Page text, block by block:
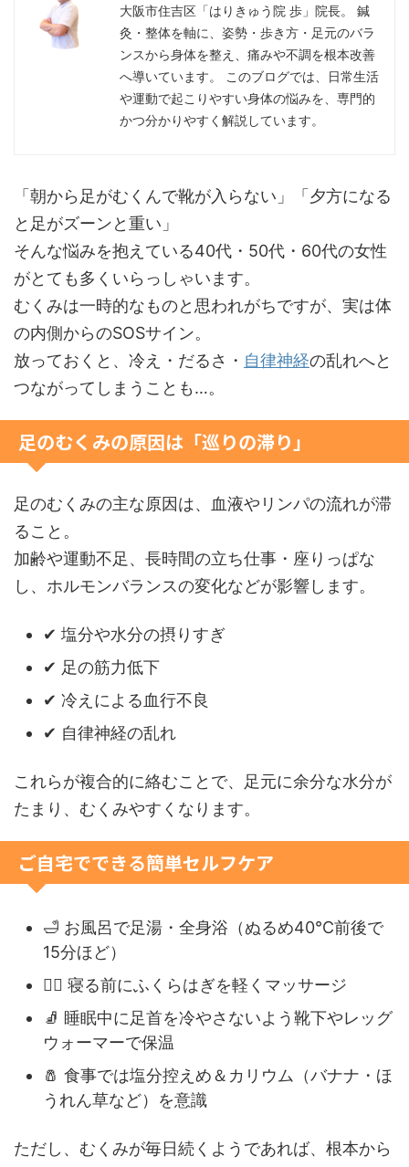
大阪市住吉区「はりきゅう院 歩」院長。 鍼
灸・整体を軸に、姿勢・歩き方・足元のバラ
ンスから身体を整え、痛みや不調を根本改善
へ導いています。 このブログでは、日常生活
や運動で起こりやすい身体の悩みを、専門的
かつ分かりやすく解説しています。
「朝から足がむくんで靴が入らない」「夕方になる
と足がズーンと重い」
そんな悩みを抱えている40代・50代・60代の女性
がとても多くいらっしゃいます。
むくみは一時的なものと思われがちですが、実は体
の内側からのSOSサイン。
放っておくと、冷え・だるさ・ 自律神経の乱れへと
つながってしまうことも…。
足のむくみの原因は「巡りの滞り」
足のむくみの主な原因は、血液やリンパの流れが滞
ること。
加齢や運動不足、長時間の立ち仕事・座りっぱな
し、ホルモンバランスの変化などが影響します。
✔ 塩分や水分の摂りすぎ
✔ 足の筋力低下
✔ 冷えによる血行不良
✔ 自律神経の乱れ
これらが複合的に絡むことで、足元に余分な水分が
たまり、むくみやすくなります。
ご自宅でできる簡単セルフケア
🛁 お風呂で足湯・全身浴（ぬるめ40℃前後で
15分ほど）
🧘‍♀️ 寝る前にふくらはぎを軽くマッサージ
🧦 睡眠中に足首を冷やさないよう靴下やレッグ
ウォーマーで保温
🧂 食事では塩分控えめ＆カリウム（バナナ・ほ
うれん草など）を意識
ただし、むくみが毎日続くようであれば、根本から